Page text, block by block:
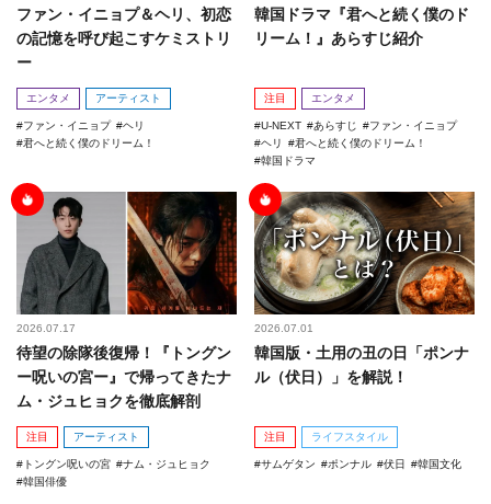
ファン・イニョプ＆ヘリ、初恋
の記憶を呼び起こすケミストリ
ー
エンタメ アーティスト
ファン・イニョプ
ヘリ
君へと続く僕のドリーム！
韓国ドラマ『君へと続く僕のド
リーム！』あらすじ紹介
注目 エンタメ
U-NEXT あらすじ
ファン・イニョプ
ヘリ
君へと続く僕のドリーム！
韓国ドラマ
2026.07.17
待望の除隊後復帰！『トングン
ー呪いの宮ー』で帰ってきたナ
ム・ジュヒョクを徹底解剖
注目 アーティスト
トングン呪いの宮
ナム・ジュヒョク
韓国俳優
2026.07.01
韓国版・土用の丑の日「ポンナ
ル（伏日）」を解説！
注目 ライフスタイル
サムゲタン ポンナル 伏日 韓国文化